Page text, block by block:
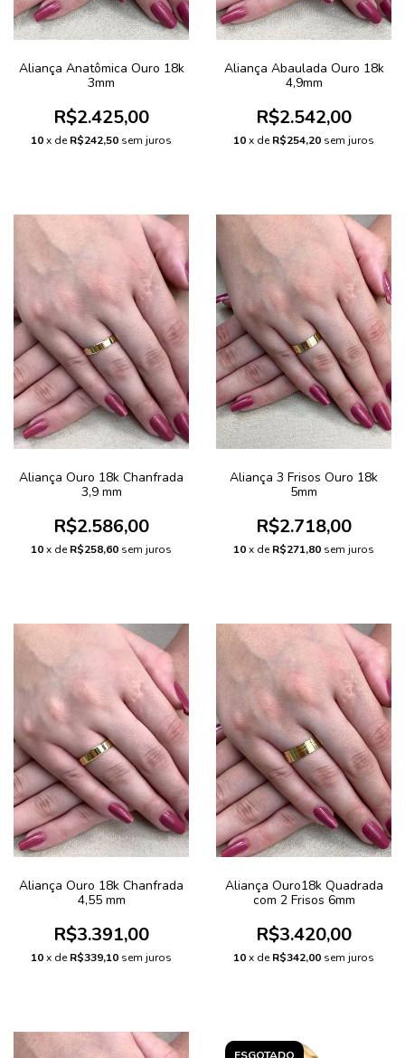
Aliança Anatômica Ouro 18k
3mm
R$2.425,00
10x deR$242,50 sem juros
Aliança Abaulada Ouro 18k
4,9mm
R$2.542,00
10x deR$254,20 sem juros
Aliança Ouro 18k Chanfrada
3,9 mm
R$2.586,00
10x deR$258,60 sem juros
Aliança 3 Frisos Ouro 18k
5mm
R$2.718,00
10x deR$271,80 sem juros
Aliança Ouro 18k Chanfrada
4,55 mm
R$3.391,00
10x deR$339,10 sem juros
Aliança Ouro18k Quadrada
com 2 Frisos 6mm
R$3.420,00
10x deR$342,00 sem juros